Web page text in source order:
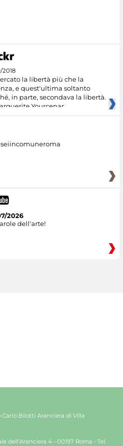
2018
la libertà più che la
e quest'ultima soltanto
in parte, secondava la libertà.
Yourcenar
2026
dell'arte!
Carlo Bilotti Aranciera di Villa
dell’Aranciera 4 - 00197 Roma - Tel.